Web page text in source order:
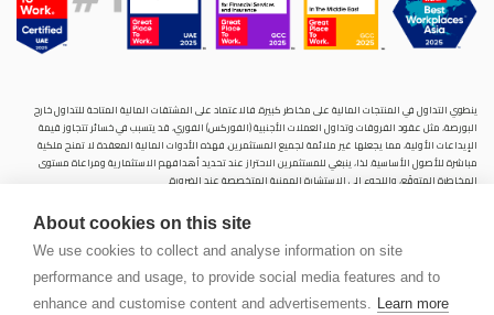
About cookies on this site
We use cookies to collect and analyse information on site
performance and usage, to provide social media features and to
enhance and customise content and advertisements. Learn more
ينطوي التداول في المنتجات المالية على مخاطر كبيرة. فالاعتماد على المشتقات المالية المتاحة للتداول خارح
البورصة، مثل عقود الفروقات وتداول العملات الأجنبية (الفوركس) الفوري، قد يتسبب في خسائر تتجاوز قيمة
الإيداعات الأولية، مما يجعلها غير ملائمة لجميع المستثمرين. فهذه الأدوات المالية المعقدة لا تمنح ملكية
مباشرة للأصول الأساسية. لذا، ينبغي للمستثمرين الاحتراز عند تحديد أهدافهم الاستثمارية ومراعاة مستوى
المخاطرة المتوقَع، واللجوء إلى الاستشارة المهنية المتخصصة عند الضرورة.
في دولة الإمارات العربية المتحدة، بموجب الترخيص رقم (20200000028) و(301044) لتولي أعمال الوساطة في
الأسواق الدولية، وتداول المشتقات المالية والعملات المتاحة للتداول خارج البورصة في سوق التداول الفوري،
بالإضافة إلى تقديم الخدمات الاستشارية والترويجية. تأسست الشركة بموجب قوانين دولة الإمارات العربية
المتحدة، وهي مسجلة لدى دائرة التنمية الاقتصادية بدبي (رقم: 768189)، حيث يقع مكتبها المسجّل في 601،
الطابق السادس، المبنى رقم 4، ميدان إعمار، وسط مدينة دبي، دولة الإمارات العربية المتحدة، ص.ب. 65777.